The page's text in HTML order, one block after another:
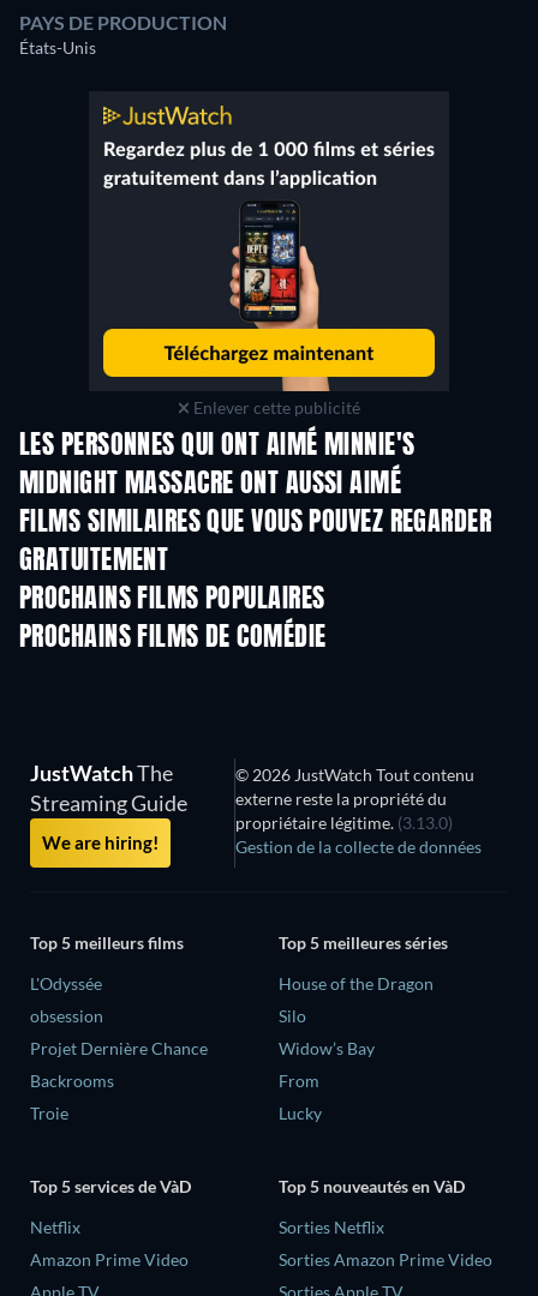
PAYS DE PRODUCTION
États-Unis
Enlever cette publicité
LES PERSONNES QUI ONT AIMÉ MINNIE'S
MIDNIGHT MASSACRE ONT AUSSI AIMÉ
FILMS SIMILAIRES QUE VOUS POUVEZ REGARDER
GRATUITEMENT
PROCHAINS FILMS POPULAIRES
PROCHAINS FILMS DE COMÉDIE
JustWatchThe
Streaming Guide
We are hiring!
© 2026 JustWatch Tout contenu
externe reste la propriété du
propriétaire légitime. (3.13.0)
Gestion de la collecte de données
Top 5 meilleurs films
L'Odyssée
obsession
Projet Dernière Chance
Backrooms
Troie
Top 5 meilleures séries
House of the Dragon
Silo
Widow’s Bay
From
Lucky
Top 5 services de VàD
Netflix
Amazon Prime Video
Top 5 nouveautés en VàD
Sorties Netflix
Sorties Amazon Prime Video